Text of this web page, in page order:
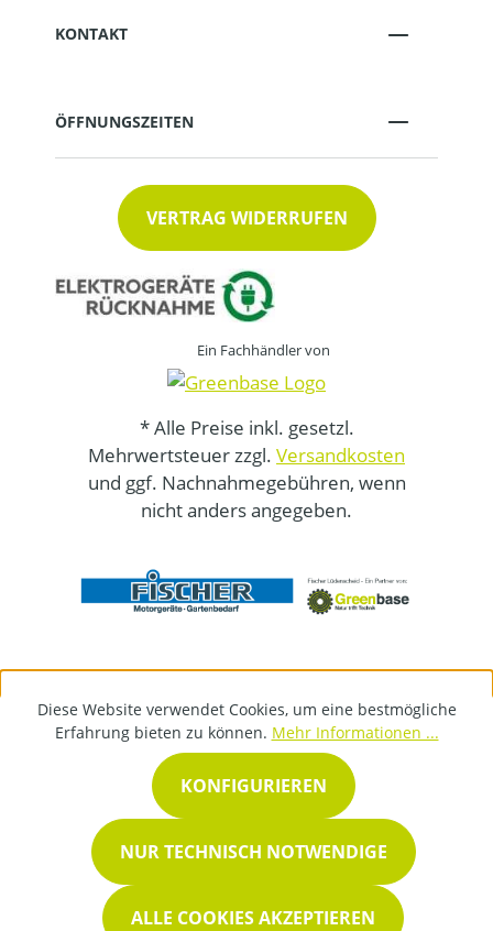
KONTAKT
ÖFFNUNGSZEITEN
VERTRAG WIDERRUFEN
Ein Fachhändler von
* Alle Preise inkl. gesetzl.
Mehrwertsteuer zzgl. Versandkosten
und ggf. Nachnahmegebühren, wenn
nicht anders angegeben.
Diese Website verwendet Cookies, um eine bestmögliche
Erfahrung bieten zu können. Mehr Informationen ...
NUR TECHNISCH NOTWENDIGE
KONFIGURIEREN
ALLE COOKIES AKZEPTIEREN